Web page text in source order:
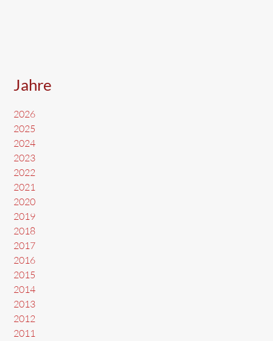
Jahre
2026
2025
2024
2023
2022
2021
2020
2019
2018
2017
2016
2015
2014
2013
2012
2011